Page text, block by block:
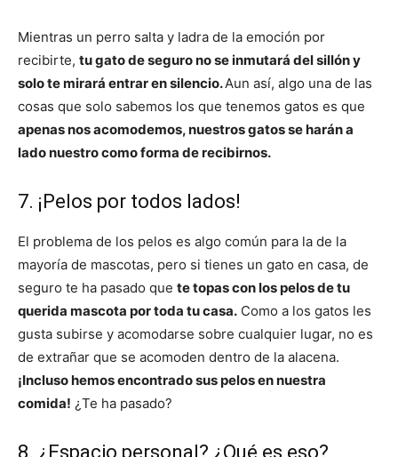
Mientras un perro salta y ladra de la emoción por
recibirte, tu gato de seguro no se inmutará del sillón y
solo te mirará entrar en silencio.Aun así, algo una de las
cosas que solo sabemos los que tenemos gatos es que
apenas nos acomodemos, nuestros gatos se harán a
lado nuestro como forma de recibirnos.
7. ¡Pelos por todos lados!
El problema de los pelos es algo común para la de la
mayoría de mascotas, pero si tienes un gato en casa, de
seguro te ha pasado que te topas con los pelos de tu
querida mascota por toda tu casa. Como a los gatos les
gusta subirse y acomodarse sobre cualquier lugar, no es
de extrañar que se acomoden dentro de la alacena.
¡Incluso hemos encontrado sus pelos en nuestra
comida! ¿Te ha pasado?
8. ¿Espacio personal? ¿Qué es eso?